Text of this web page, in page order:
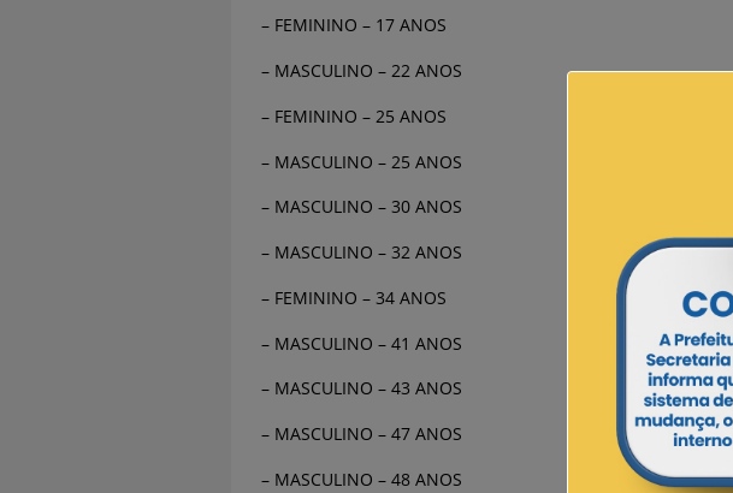
– FEMININO – 17 ANOS
– MASCULINO – 22 ANOS
– FEMININO – 25 ANOS
– MASCULINO – 25 ANOS
– MASCULINO – 30 ANOS
– MASCULINO – 32 ANOS
– FEMININO – 34 ANOS
– MASCULINO – 41 ANOS
– MASCULINO – 43 ANOS
– MASCULINO – 47 ANOS
– MASCULINO – 48 ANOS